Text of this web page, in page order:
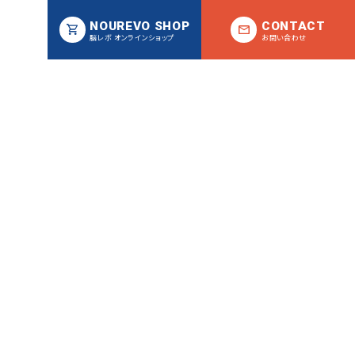
NOUREVO SHOP
脳レボ オンラインショップ
CONTACT
お問い合わせ